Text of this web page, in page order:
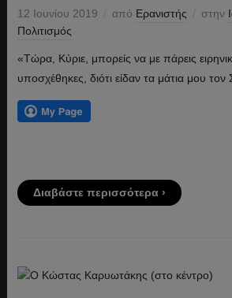
12 Ιουνίου 2019 από Ερανιστής στην
Πολιτισμός
«Τώρα, Κύριε, μπορείς να με πάρεις
υποσχέθηκες, διότι είδαν τα μάτια μου
Διαβάστε περισσότερα ›